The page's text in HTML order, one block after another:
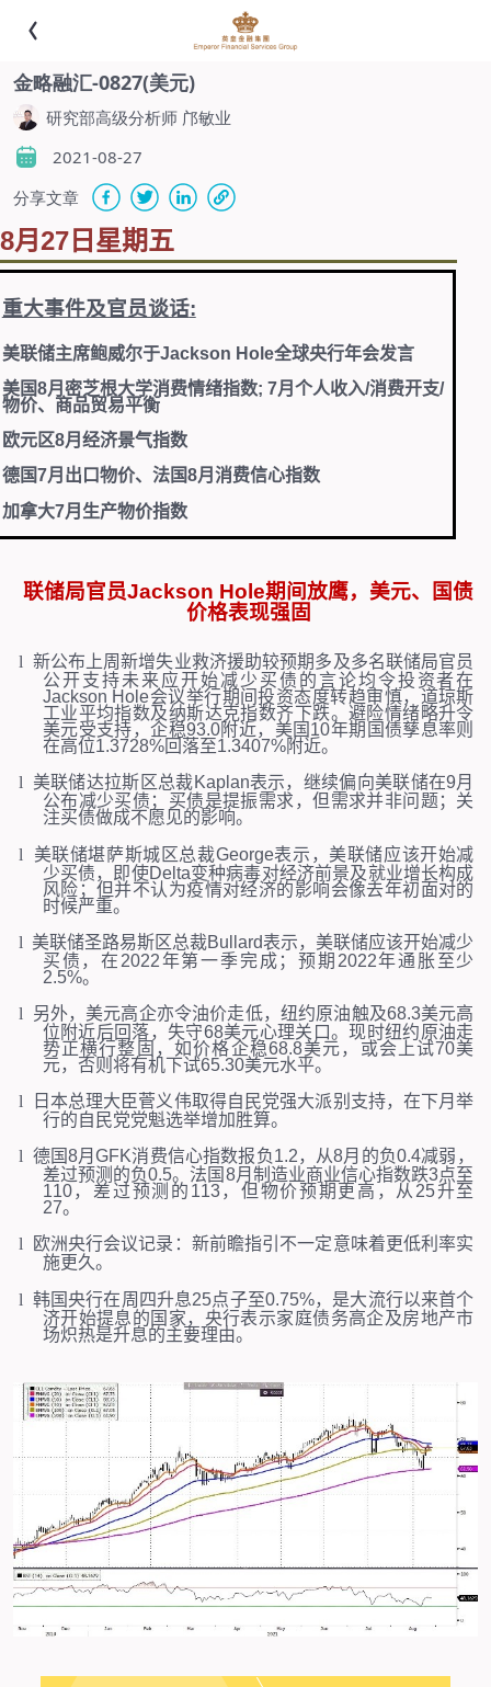
金略融汇-0827(美元)
研究部高级分析师 邝敏业
2021-08-27
分享文章
8月27 日星期五
重大事件及官员谈话:
美联储主席鲍威尔于Jackson Hole全球央行年会发言
美国8月密芝根大学消费情绪指数; 7月个人收入/消费开支/
物价、商品贸易平衡
欧元区8月经济景气指数
德国7月出口物价、法国8月消费信心指数
加拿大7月生产物价指数
联储局官员Jackson Hole期间放鹰，美元、国债
价格表现强固
l 新公布上周新增失业救济援助较预期多及多名联储局官员
公开支持未来应开始减少买债的言论均令投资者在
Jackson Hole会议举行期间投资态度转趋审慎，道琼斯
工业平均指数及纳斯达克指数齐下跌。避险情绪略升令
美元受支持，企稳93.0附近，美国 10年期国债孳息率则
在高位1.3728%回落至1.3407%附近。
l
美联储达拉斯区总裁Kaplan表示，继续偏向美联储在9月
公布减少买债；买债是提振需求，但需求并非问题；关
注买债做成不愿见的影响。
l
美联储堪萨斯城区总裁George表示，美联储应该开始减
少买债，即使Delta变种病毒对经济前景及就业增长构成
风险；但并不认为疫情对经济的影响会像去年初面对的
时候严重。
l 美联储圣路易斯区总裁Bullard表示，美联储应该开始减少
买债，在 2022年第一季完成；预期 2022年通胀至少
2.5%。
l
另外，美元高企亦令油价走低，纽约原油触及68.3美元高
位附近后回落，失守68美元心理关口。现时纽约原油走
势正横行整固，如价格企稳68.8美元，或会上试70美
元，否则将有机下试65.30美元水平。
l
日本总理大臣菅义伟取得自民党强大派别支持，在下月举
行的自民党党魁选举增加胜算。
l 德国8月GFK消费信心指数报负1.2，从8月的负0.4减弱，
差过预测的负0.5。法国 8月制造业商业信心指数跌3点至
110，差过预测的 113，但物价预期更高，从 25升至
27。
l
欧洲央行会议记录：新前瞻指引不一定意味着更低利率实
施更久。
l 韩国央行在周四升息25点子至0.75%，是大流行以来首个
济开始提息的国家，央行表示家庭债务高企及房地产市
场炽热是升息的主要理由。